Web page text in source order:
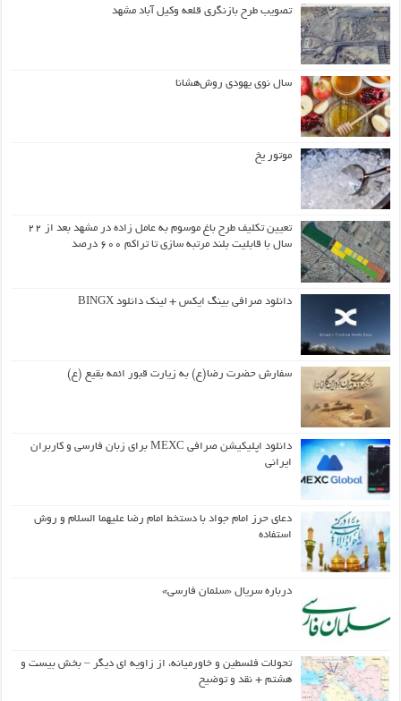
تصویب طرح بازنگری قلعه وکیل آباد مشهد
سال نوی یهودی روش‌هشانا
موتور یخ
تعیین تکلیف طرح باغ موسوم به عامل زاده در مشهد بعد از ۲۲
سال با قابلیت بلند مرتبه سازی تا تراکم ۶۰۰ درصد
دانلود صرافی بینگ ایکس + لینک دانلود BINGX
سفارش حضرت رضا(ع) به زیارت قبور ائمه بقیع (ع)
دانلود اپلیکیشن صرافی MEXC برای زبان فارسی و کاربران
ایرانی
دعای حرز امام جواد با دستخط امام رضا علیهما السلام و روش
استفاده
درباره سریال «سلمان فارسی»
تحولات فلسطین و خاورمیانه، از زاویه ای دیگر – بخش بیست و
هشتم + نقد و توضیح